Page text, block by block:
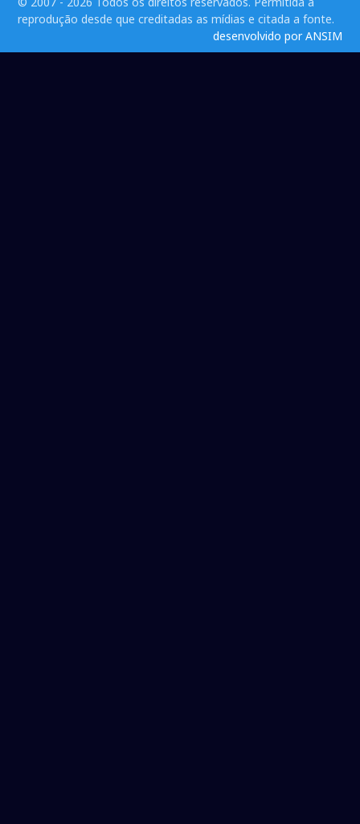
reprodução desde que creditadas as mídias e citada a fonte.
desenvolvido por ANSIM